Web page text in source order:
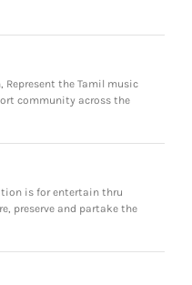
Represent the Tamil music
community across the
is for entertain thru
preserve and partake the